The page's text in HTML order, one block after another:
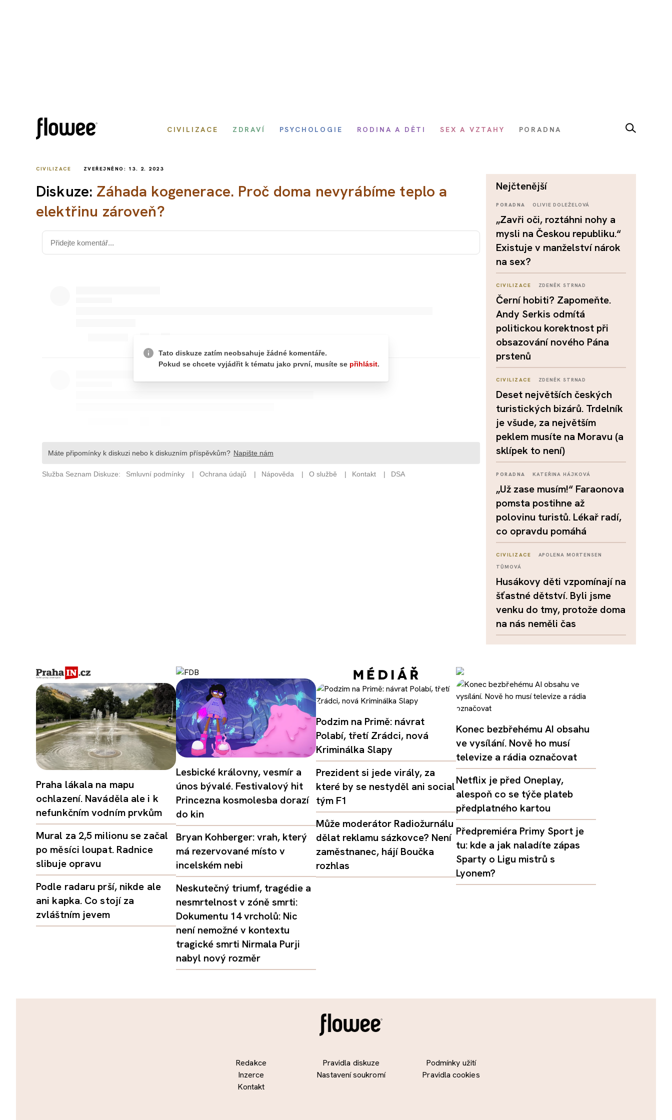
CIVILIZACE ZDRAVÍ PSYCHOLOGIE RODINA A DĚTI SEX A VZTAHY PORADNA
CIVILIZACE ZVEŘEJNĚNO: 13. 2. 2023
Diskuze: Záhada kogenerace. Proč doma nevyrábíme teplo a
elektřinu zároveň?
nejčtenější
PORADNA OLIVIE DOLEŽELOVÁ
„Zavři oči, roztáhni nohy a
mysli na Českou republiku.“
Existuje v manželství nárok
na sex?
CIVILIZACE ZDENĚK STRNAD
Černí hobiti? Zapomeňte.
Andy Serkis odmítá
politickou korektnost při
obsazování nového Pána
prstenů
CIVILIZACE ZDENĚK STRNAD
Deset největších českých
turistických bizárů. Trdelník
je všude, za největším
peklem musíte na Moravu (a
sklípek to není)
PORADNA KATEŘINA HÁJKOVÁ
„Už zase musím!“ Faraonova
pomsta postihne až
polovinu turistů. Lékař radí,
co opravdu pomáhá
CIVILIZACE
APOLENA MORTENSEN
TŮMOVÁ
Husákovy děti vzpomínají na
šťastné dětství. Byli jsme
venku do tmy, protože doma
na nás neměli čas
Praha lákala na mapu
ochlazení. Naváděla ale i k
nefunkčním vodním prvkům
Mural za 2,5 milionu se začal
po měsíci loupat. Radnice
slibuje opravu
Podle radaru prší, nikde ale
ani kapka. Co stojí za
zvláštním jevem
Lesbické královny, vesmír a
únos bývalé. Festivalový hit
Princezna kosmolesba dorazí
do kin
Bryan Kohberger: vrah, který
má rezervované místo v
incelském nebi
Neskutečný triumf, tragédie a
nesmrtelnost v zóně smrti:
Dokumentu 14 vrcholů: Nic
není nemožné v kontextu
tragické smrti Nirmala Purji
nabyl nový rozměr
Podzim na Primě: návrat
Polabí, třetí Zrádci, nová
Kriminálka Slapy
Prezident si jede virály, za
které by se nestyděl ani social
tým F1
Může moderátor Radiožurnálu
dělat reklamu sázkovce? Není
zaměstnanec, hájí Boučka
rozhlas
Konec bezbřehému AI obsahu
ve vysílání. Nově ho musí
televize a rádia označovat
Netflix je před Oneplay,
alespoň co se týče plateb
předplatného kartou
Předpremiéra Primy Sport je
tu: kde a jak naladíte zápas
Sparty o Ligu mistrů s
Lyonem?
Redakce
Inzerce
Kontakt
Pravidla diskuze
Nastavení soukromí
Podmínky užití
Pravidla cookies